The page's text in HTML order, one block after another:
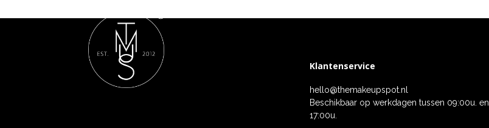
Klantenservice
hello@themakeupspot.nl
Beschikbaar op werkdagen tussen 09:00u. en
17:00u.